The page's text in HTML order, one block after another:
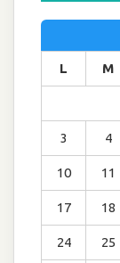
L M
3 4
10 11
17 18
24 25